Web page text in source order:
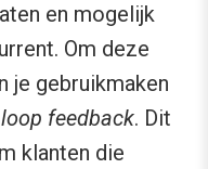
en mogelijk
Om deze
je gebruikmaken
feedback. Dit
klanten die